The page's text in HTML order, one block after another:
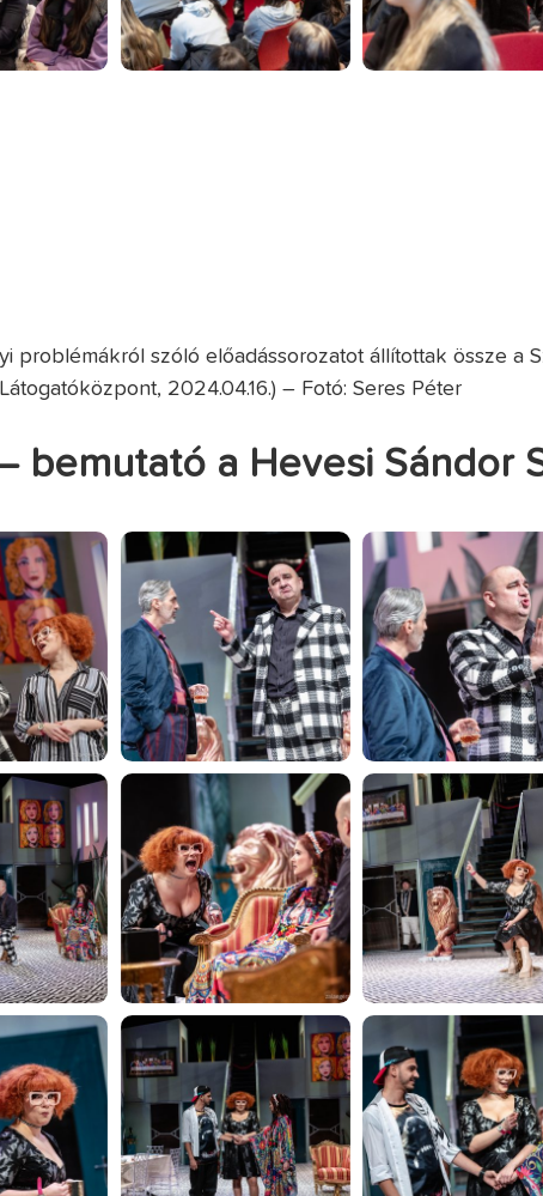
problémákról szóló előadássorozatot állítottak össze a
2024.04.16.) – Fotó: Seres Péter
bemutató a Hevesi Sándor